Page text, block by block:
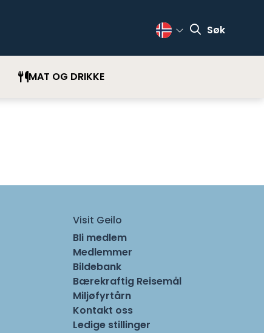
Change Language
Søk
MAT OG DRIKKE
Visit Geilo
Bli medlem
Medlemmer
Bildebank
Bærekraftig Reisemål
Miljøfyrtårn
Kontakt oss
Ledige stillinger